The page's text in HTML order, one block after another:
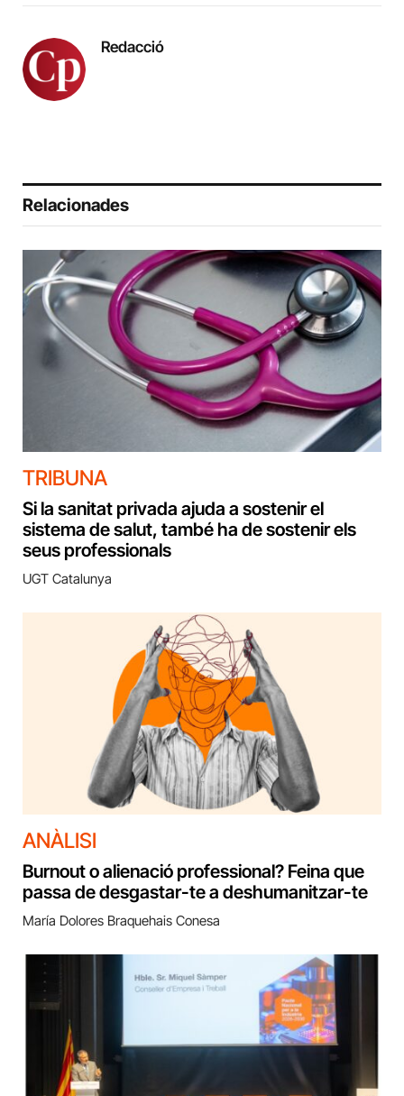
Redacció
Relacionades
TRIBUNA
Si la sanitat privada ajuda a sostenir el
sistema de salut, també ha de sostenir els
seus professionals
UGT Catalunya
ANÀLISI
Burnout o alienació professional? Feina que
passa de desgastar-te a deshumanitzar-te
María Dolores Braquehais Conesa